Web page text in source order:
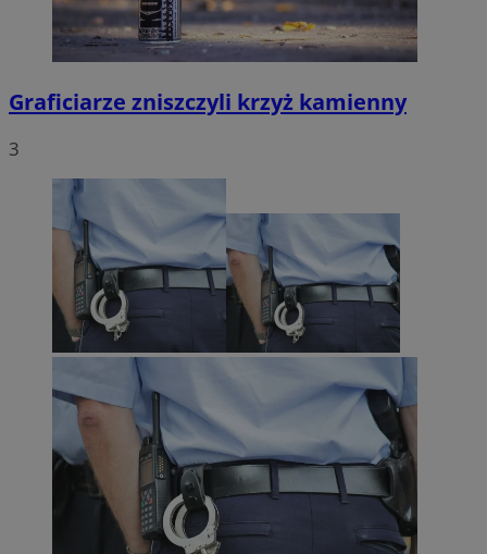
Graficiarze zniszczyli krzyż kamienny
3